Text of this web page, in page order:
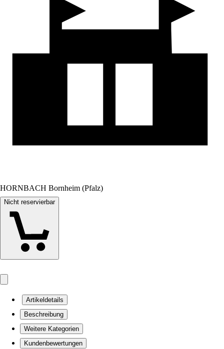
HORNBACH Bornheim (Pfalz)
Nicht reservierbar
Artikeldetails
Beschreibung
Weitere Kategorien
Kundenbewertungen